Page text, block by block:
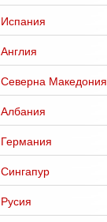
Испания
Англия
Северна Македония
Албания
Германия
Сингапур
Русия